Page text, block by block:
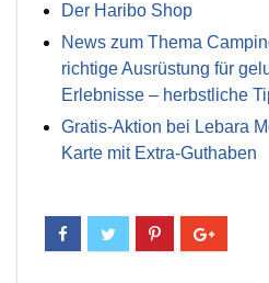
Der Haribo Shop
News zum Thema
richtige Ausrüstung für
Erlebnisse – herbstliche
Gratis-Aktion bei Lebara
Karte mit Extra-Guthaben